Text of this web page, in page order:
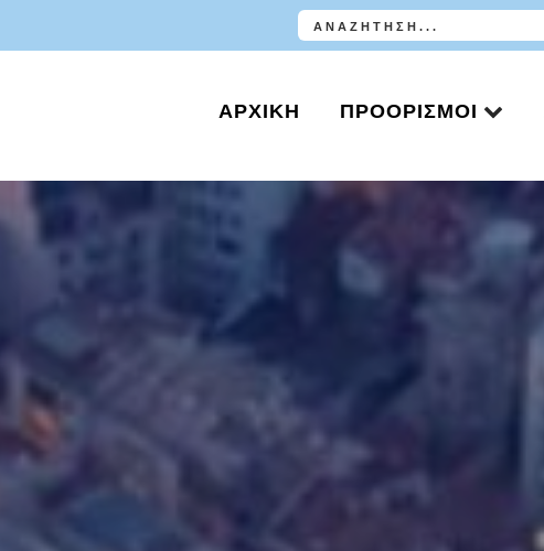
ΑΡΧΙΚΉ ΠΡΟΟΡΙΣΜΟΊ